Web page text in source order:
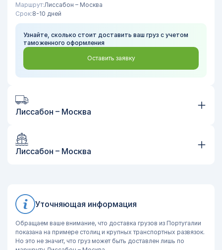
Маршрут:Лиссабон – Москва
Срок:8-10 дней
Узнайте, сколько стоит доставить ваш груз с учетом
таможенного оформления
Оставить заявку
Лиссабон – Москва
Срок:
Лиссабон – Москва
Узнайте, сколько стоит доставить ваш груз с учетом
таможенного оформления
Оставить заявку
Уточняющая информация
Обращаем ваше внимание, что доставка грузов из Португалии
показана на примере столиц и крупных транспортных развязок.
Но это не значит, что груз может быть доставлен лишь по